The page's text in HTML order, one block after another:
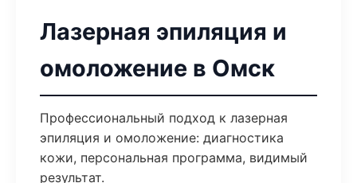
Лазерная эпиляция и
омоложение в Омск
Профессиональный подход к лазерная
эпиляция и омоложение: диагностика
кожи, персональная программа, видимый
результат.